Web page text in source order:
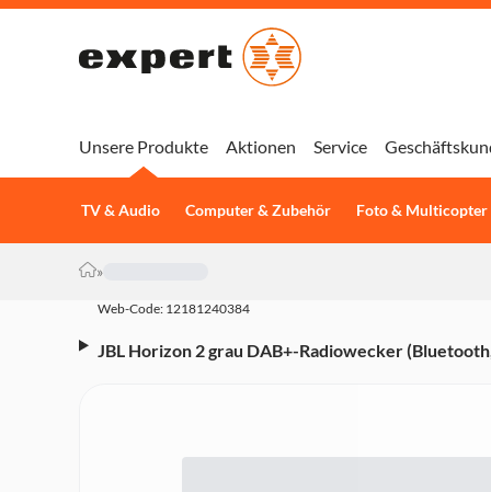
Unsere Produkte
TV & Audio Computer & Zubehör Foto & Multicopter
Aktionen Service
»
Web-Code: 12181240384
JBL Horizon 2 grau DAB+-Radiowecker